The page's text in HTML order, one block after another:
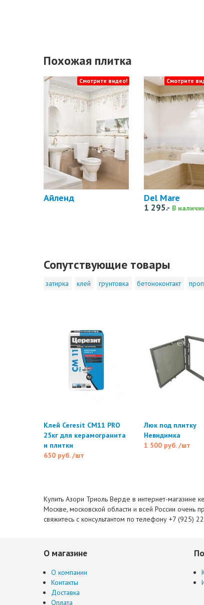
Похожая плитка
Айленд
Смотрите видео!
Del Mare
1 295.- В
Смотрите
Сопутствующие товары
затирка клей грунтовка бетоноконтакт
Клей Ceresit CM11 PRO
25кг для керамогранита
и плитки
650 руб. /шт
Люк под плитку
Невидимка
1 500 руб. /шт
Купить Азори Триоль Верде в интернет-магазине
Москве, московской области и всей России очень
свяжитесь с консультантом по телефону +7 (925)
О магазине
О компании
Контакты
Доставка
Оплата